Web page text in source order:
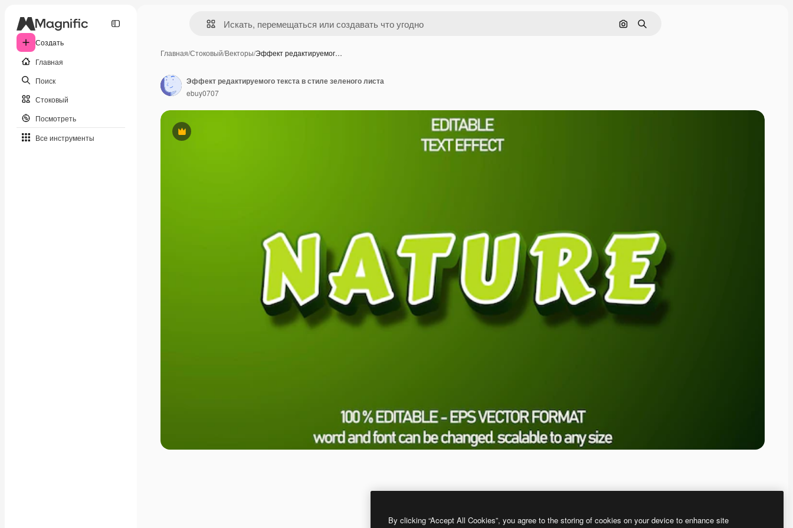
Создать
Главная
Поиск
Стоковый
Посмотреть
Все инструменты
Поиск по изображению
Поиск
Главная/Стоковый/Векторы/Эффект редактируемог…
Премиум
Эффект редактируемого текста в стиле зеленого листа
ebuy0707
By clicking “Accept All Cookies”, you agree to the storing of cookies on your device to enhance site